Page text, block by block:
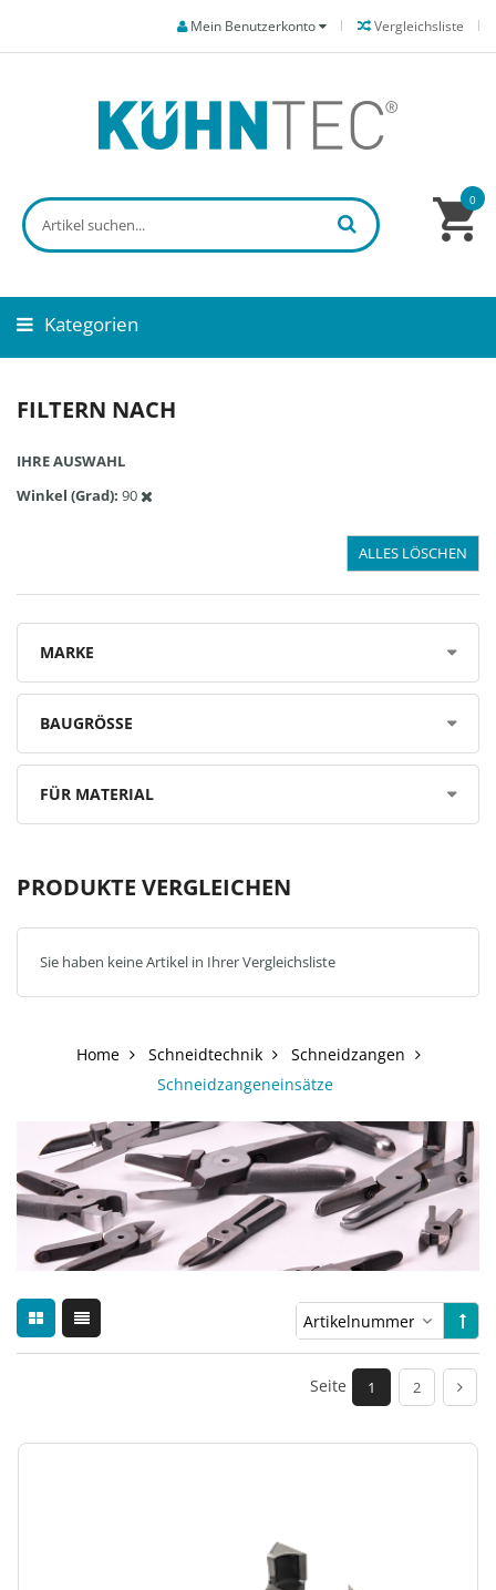
Vergleichsliste
Mein Benutzerkonto
0
Kategorien
FILTERN NACH
IHRE AUSWAHL
Winkel (Grad) 90
ALLES LÖSCHEN
MARKE
BAUGRÖSSE
FÜR MATERIAL
PRODUKTE VERGLEICHEN
Sie haben keine Artikel in Ihrer Vergleichsliste
Home Schneidtechnik
Schneidzangen
Schneidzangeneinsätze
Seite 1 2